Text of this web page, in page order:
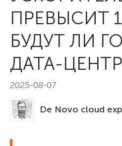
ПРЕВЫСИТ
БУДУТ ЛИ
ДАТА-
2025-08-07
De Novo cloud